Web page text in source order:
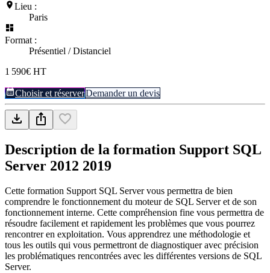
Lieu :
Paris
Format :
Présentiel / Distanciel
1 590€ HT
Choisir et réserverDemander un devis
Description de la formation Support SQL
Server 2012 2019
Cette formation Support SQL Server vous permettra de bien
comprendre le fonctionnement du moteur de SQL Server et de son
fonctionnement interne. Cette compréhension fine vous permettra de
résoudre facilement et rapidement les problèmes que vous pourrez
rencontrer en exploitation. Vous apprendrez une méthodologie et
tous les outils qui vous permettront de diagnostiquer avec précision
les problématiques rencontrées avec les différentes versions de SQL
Server.